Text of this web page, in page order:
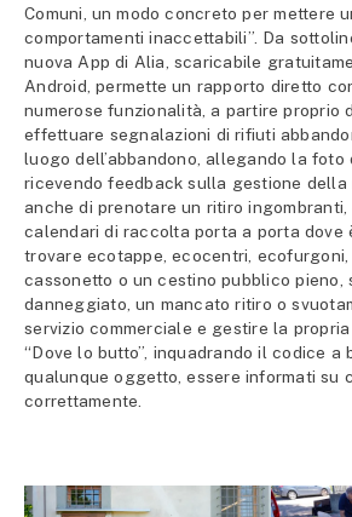
Comuni, un modo concreto per mettere
comportamenti inaccettabili”. Da
nuova App di Alia, scaricabile
Android, permette un rapporto diretto
numerose funzionalità, a partire proprio
effettuare segnalazioni di rifiuti
luogo dell’abbandono, allegando la foto
ricevendo feedback sulla gestione della
anche di prenotare un ritiro
calendari di raccolta porta a porta dove
trovare ecotappe, ecocentri,
cassonetto o un cestino pubblico pieno,
danneggiato, un mancato ritiro o
servizio commerciale e gestire la
“Dove lo butto”, inquadrando il codice a
qualunque oggetto, essere informati su
correttamente.